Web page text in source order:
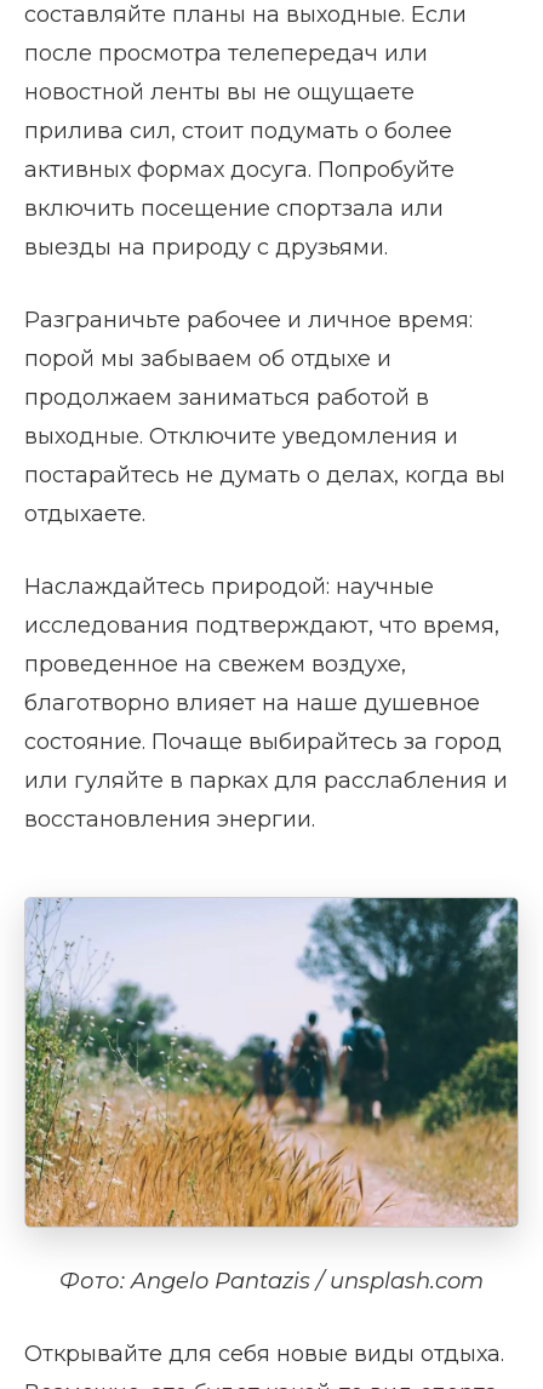
составляйте планы на выходные. Если
после просмотра телепередач или
новостной ленты вы не ощущаете
прилива сил, стоит подумать о более
активных формах досуга. Попробуйте
включить посещение спортзала или
выезды на природу с друзьями.
Разграничьте рабочее и личное время:
порой мы забываем об отдыхе и
продолжаем заниматься работой в
выходные. Отключите уведомления и
постарайтесь не думать о делах, когда вы
отдыхаете.
Наслаждайтесь природой: научные
исследования подтверждают, что время,
проведенное на свежем воздухе,
благотворно влияет на наше душевное
состояние. Почаще выбирайтесь за город
или гуляйте в парках для расслабления и
восстановления энергии.
Фото: Angelo Pantazis / unsplash.com
Открывайте для себя новые виды отдыха.